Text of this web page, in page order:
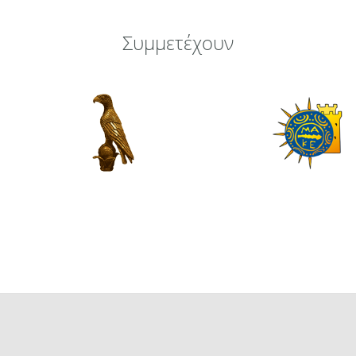
Συμμετέχουν